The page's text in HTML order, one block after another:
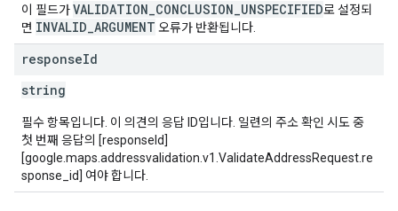
이 필드가VALIDATION_CONCLUSION_UNSPECIFIED로 설정되
면 INVALID_ARGUMENT 오류가 반환됩니다.
responseId
string
필수 항목입니다. 이 의견의 응답 ID입니다. 일련의 주소 확인 시도 중
첫 번째 응답의 [responseId]
[google.maps.addressvalidation.v1.ValidateAddressRequest.re
sponse_id] 여야 합니다.